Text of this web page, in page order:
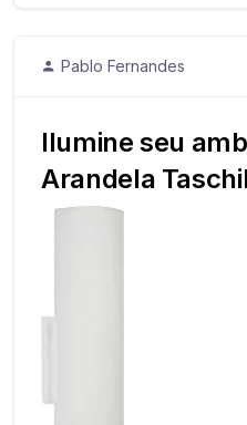
Pablo Fernandes
Ilumine seu
Arandela